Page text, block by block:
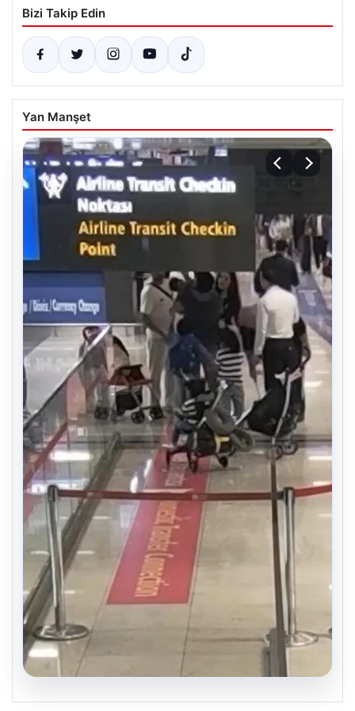
Bizi Takip Edin
Yan Manşet
04.08.2026
DAP Yapı’dan bir ilk! Emlak Konut
güvencesi Dap vizyonuyla kendi
kendini ödeyen ev modeli
Piyasa Verileri
USD 47.70 ▲ +0.11%
EUR 55.04 ▼ -0.06%
ALTIN 6519.0 ▲ +0.41%
BTC 3054234 ▼ -0.44%
Son Eklenen Haberler
Psikolojiye Göre Sürekli Teşekkür Eden Kişilerin Önemli Ortak
Noktası
■Bursa Orhangazi’de Bir Tamirhane Yanarak Kor Oldu
■ 2 yaşındaki bebeği Heimlich manevrasıyla kurtaran personele
ödül
■DAP Yapı’dan bir ilk! Emlak Konut güvencesi Dap vizyonuyla
kendi kendini ödeyen ev modeli
Özelliği